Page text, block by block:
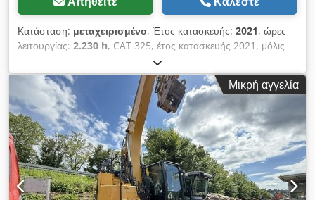
Κατάσταση: μεταχειρισμένο, Έτος κατασκευής: 2021, ώρες
λειτουργίας: 2.230 h, CAT 325, έτος κατασκευής 2021, μόλις
2230 ώρες λειτουργίας Chodpfx Aszg S Abonkoa Άριστη
κατάσταση Λειτουργικό βάρος περίπου 28.500 kg Κινητήρας
Cat C4.4 turbodiesel, ισχύς 128,5 kW (172 HP) Κυβισμός 4,4
λίτρα, πρότυπο εκπομπών EU Στάδιο V Δεξαμενή καυσίμου
περίπου 313 λίτρα Υδραυλικό σύστημα περίπου 230 λίτρα
Μέγιστο βάθος εκσκαφής 6,70 m Κλιματισμός CE
Μικρή αγγελία